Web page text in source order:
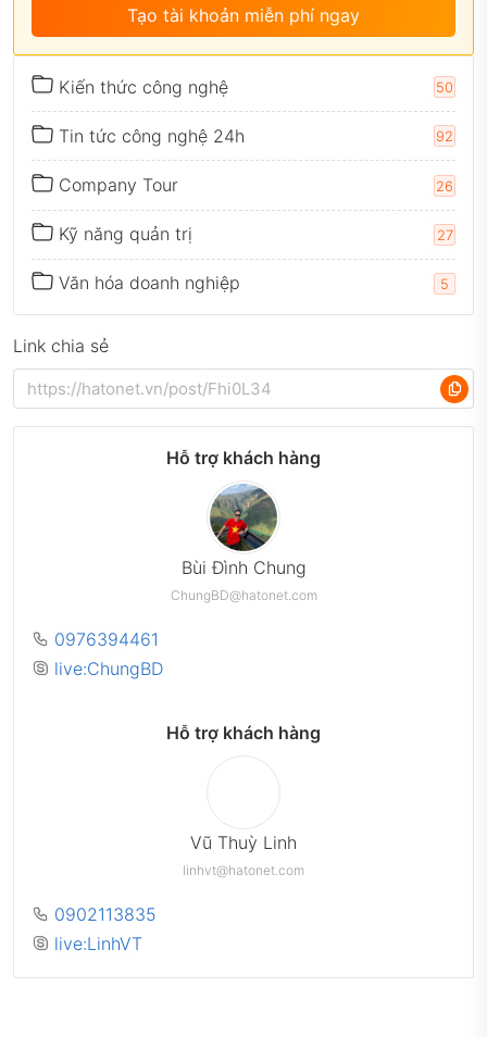
Tạo tài khoản miễn phí ngay
Kiến thức công nghệ 50
Tin tức công nghệ 24h 92
Company Tour 26
Kỹ năng quản trị 27
Văn hóa doanh nghiệp 5
Link chia sẻ
Hỗ trợ khách hàng
Bùi Đình Chung
ChungBD@hatonet.com
0976394461
live:ChungBD
Hỗ trợ khách hàng
Vũ Thuỳ Linh
linhvt@hatonet.com
0902113835
live:LinhVT